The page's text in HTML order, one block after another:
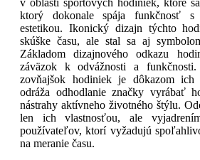
ktorý dokonale spája funkčnosť s
estetikou. Ikonický dizajn týchto
skúške času, ale stal sa aj
Základom dizajnového odkazu
záväzok k odvážnosti a
zovňajšok hodiniek je dôkazom ich
odráža odhodlanie značky vyrábať
nástrahy aktívneho životného štýlu.
len ich vlastnosťou, ale
používateľov, ktorí vyžadujú
na meranie času.